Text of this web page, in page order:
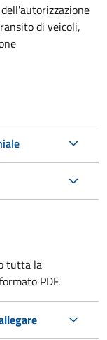
di veicoli,
tutta la
PDF.